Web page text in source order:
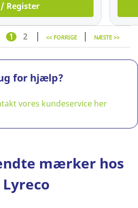
Register
1 2 << FORRIGE NÆSTE >>
for hjælp?
vores kundeservice her
mærker hos
Lyreco